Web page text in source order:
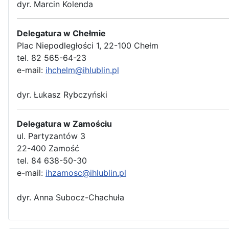
dyr. Marcin Kolenda
Delegatura w Chełmie
Plac Niepodległości 1, 22-100 Chełm
tel. 82 565-64-23
e-mail: ihchelm@ihlublin.pl
dyr. Łukasz Rybczyński
Delegatura w Zamościu
ul. Partyzantów 3
22-400 Zamość
tel. 84 638-50-30
e-mail: ihzamosc@ihlublin.pl
dyr. Anna Subocz-Chachuła